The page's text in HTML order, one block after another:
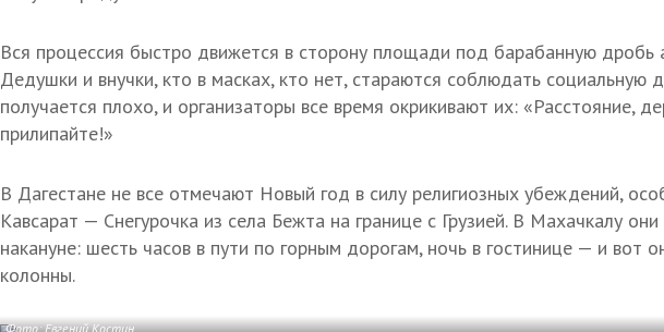
Вся процессия быстро движется в сторону площади под барабанную дробь
Дедушки и внучки, кто в масках, кто нет, стараются соблюдать социальную
получается плохо, и организаторы все время окрикивают их: «Расстояние,
прилипайте!»
В Дагестане не все отмечают Новый год в силу религиозных убеждений,
Кавсарат — Снегурочка из села Бежта на границе с Грузией. В Махачкалу
накануне: шесть часов в пути по горным дорогам, ночь в гостинице — и вот
колонны.
Фото: Евгений Костин